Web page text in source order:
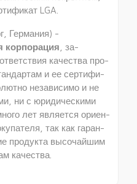
LGA.
Гер­мания) -
корпорация , за­
качества про­
и ее сертифи­
независимо и не
ни с юридическими
лет является ориен­
так как гаран­
продукта высочайшим
качества.